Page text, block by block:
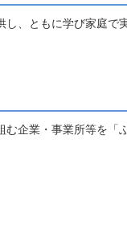
、ともに学び家庭で
企業・事業所等を「